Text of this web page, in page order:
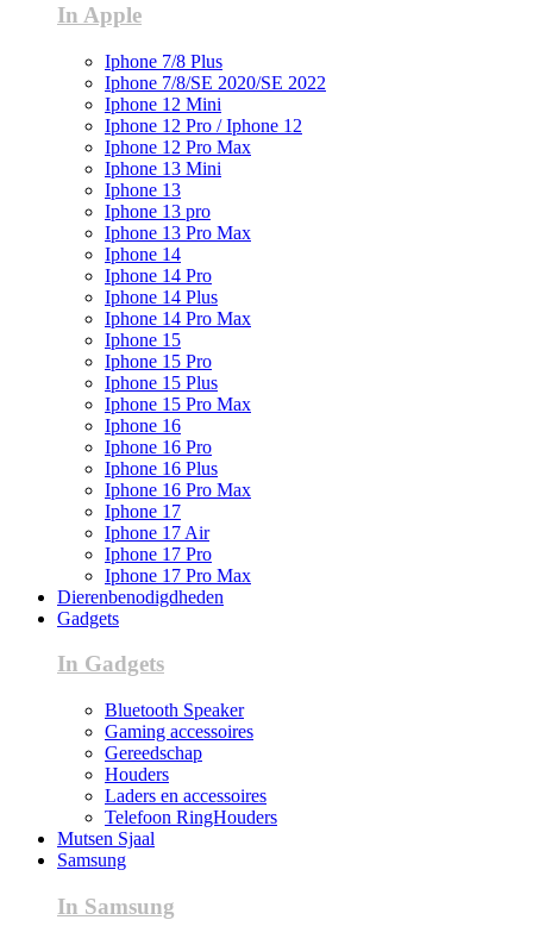
In Apple
Iphone 7/8 Plus
Iphone 7/8/SE 2020/SE 2022
Iphone 12 Mini
Iphone 12 Pro / Iphone 12
Iphone 12 Pro Max
Iphone 13 Mini
Iphone 13
Iphone 13 pro
Iphone 13 Pro Max
Iphone 14
Iphone 14 Pro
Iphone 14 Plus
Iphone 14 Pro Max
Iphone 15
Iphone 15 Pro
Iphone 15 Plus
Iphone 15 Pro Max
Iphone 16
Iphone 16 Pro
Iphone 16 Plus
Iphone 16 Pro Max
Iphone 17
Iphone 17 Air
Iphone 17 Pro
Iphone 17 Pro Max
Dierenbenodigdheden
Gadgets
In Gadgets
Bluetooth Speaker
Gaming accessoires
Gereedschap
Houders
Laders en accessoires
Telefoon RingHouders
Mutsen Sjaal
Samsung
In Samsung